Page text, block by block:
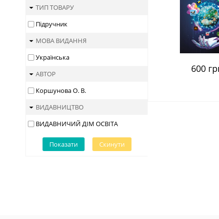
ТИП ТОВАРУ
Підручник
МОВА ВИДАННЯ
Українська
АВТОР
Коршунова О. В.
ВИДАВНИЦТВО
ВИДАВНИЧИЙ ДІМ ОСВІТА
Показати Скинути
600